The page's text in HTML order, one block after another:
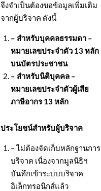
จึงจำเป็นต้องขอข้อมูลเพิ่มเติม
จากผู้บริจาค ดังนี้
– สำหรับบุคคลธรรมดา –
หมายเลขประจำตัว 13 หลัก
บนบัตรประชาชน
– สำหรับนิติบุคคล –
หมายเลขประจำตัวผู้เสีย
ภาษีอากร 13 หลัก
ประโยชน์สำหรับผู้บริจาค
– ไม่ต้องจัดเก็บหลักฐานการ
บริจาค เนื่องจากมูลนิธิฯ
บันทึกเข้าระบบบริจาค
อิเล็กทรอนิกส์แล้ว